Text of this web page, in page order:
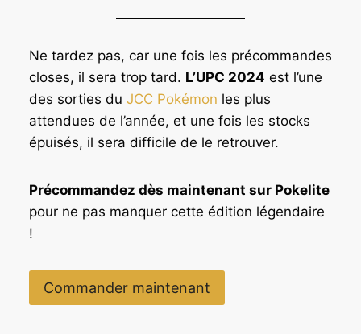
Ne tardez pas, car une fois les précommandes
closes, il sera trop tard. L’UPC 2024 est l’une
des sorties du JCC Pokémon les plus
attendues de l’année, et une fois les stocks
épuisés, il sera difficile de le retrouver.
Précommandez dès maintenant sur Pokelite
pour ne pas manquer cette édition légendaire
!
Commander maintenant